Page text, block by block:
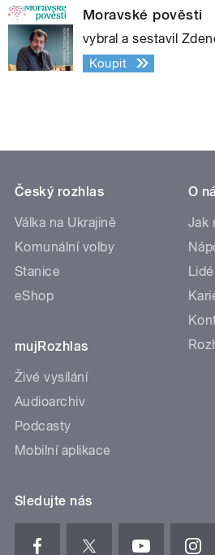
Moravské pověsti
vybral a sestavil
Koupit
Český rozhlas
Válka na Ukrajině
Komunální volby
Stanice
eShop
mujRozhlas
Živé vysílání
Audioarchiv
Podcasty
Mobilní aplikace
O
Jak
Sledujte nás